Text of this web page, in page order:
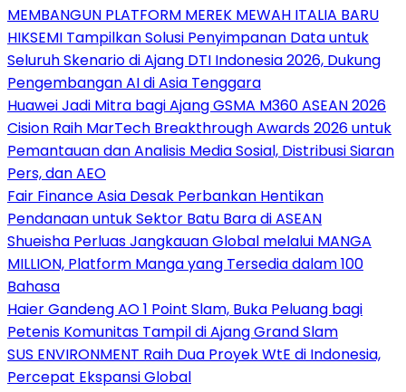
MEMBANGUN PLATFORM MEREK MEWAH ITALIA BARU
HIKSEMI Tampilkan Solusi Penyimpanan Data untuk
Seluruh Skenario di Ajang DTI Indonesia 2026, Dukung
Pengembangan AI di Asia Tenggara
Huawei Jadi Mitra bagi Ajang GSMA M360 ASEAN 2026
Cision Raih MarTech Breakthrough Awards 2026 untuk
Pemantauan dan Analisis Media Sosial, Distribusi Siaran
Pers, dan AEO
Fair Finance Asia Desak Perbankan Hentikan
Pendanaan untuk Sektor Batu Bara di ASEAN
Shueisha Perluas Jangkauan Global melalui MANGA
MILLION, Platform Manga yang Tersedia dalam 100
Bahasa
Haier Gandeng AO 1 Point Slam, Buka Peluang bagi
Petenis Komunitas Tampil di Ajang Grand Slam
SUS ENVIRONMENT Raih Dua Proyek WtE di Indonesia,
Percepat Ekspansi Global